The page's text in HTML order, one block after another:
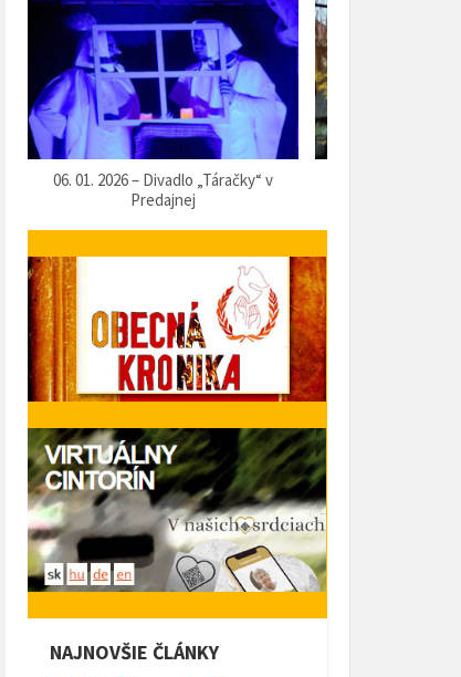
07. 12. 2025 – Vítanie Mikuláša
NAJNOVŠIE ČLÁNKY